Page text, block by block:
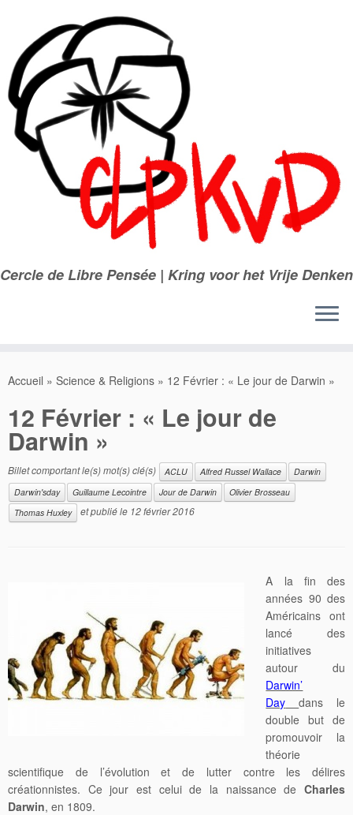
contenu
Cercle de Libre Pensée | Kring voor het Vrije Denken
Accueil » Science & Religions » 12 Février : « Le jour de Darwin »
12 Février : « Le jour de
Darwin »
Billet comportant le(s) mot(s) clé(s) ACLU Alfred Russel Wallace
Darwin
Darwin'sday
Guillaume Lecointre Jour de Darwin
Olivier Brosseau
Thomas Huxley
et publié le 12 février 2016
A la fin des
années 90 des
Américains ont
lancé des
initiatives
autour du
Darwin’
Day
dans le
double but de
promouvoir la
théorie
scientifique de l’évolution et de lutter contre les délires
créationnistes. Ce jour est celui de la naissance de Charles
Darwin, en 1809.